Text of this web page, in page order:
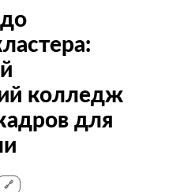
колледж
для
🔗